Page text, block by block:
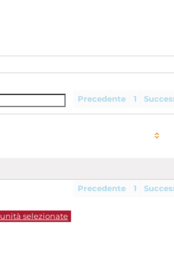
Precedente 1
Precedente 1
selezionate